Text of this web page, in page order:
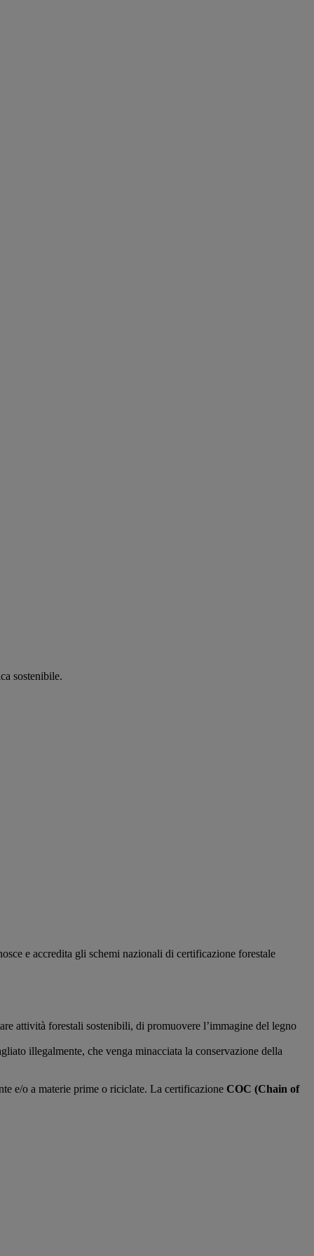
sostenibile.
e accredita gli schemi nazionali di certificazione forestale
attività forestali sostenibili, di promuovere l’immagine del legno
illegalmente, che venga minacciata la conservazione della
e/o a materie prime o riciclate. La certificazione COC (Chain of